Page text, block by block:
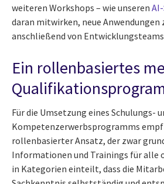
weiteren Workshops – wie unseren
daran mitwirken, neue
anschließend von
Ein rollenbasiertes
Für die Umsetzung eines Schulungs-
Kompetenzerwerbsprogramms
rollenbasierter Ansatz, der zwar
Informationen und Trainings für alle
in Kategorien einteilt, dass die